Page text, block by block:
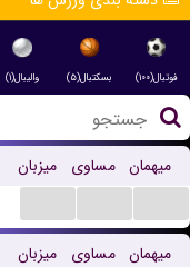
فوتبال(۱۰۰) بسکتبال(۵) والیبال(۱)
میزبان مساوی میهمان
میزبان مساوی میهمان